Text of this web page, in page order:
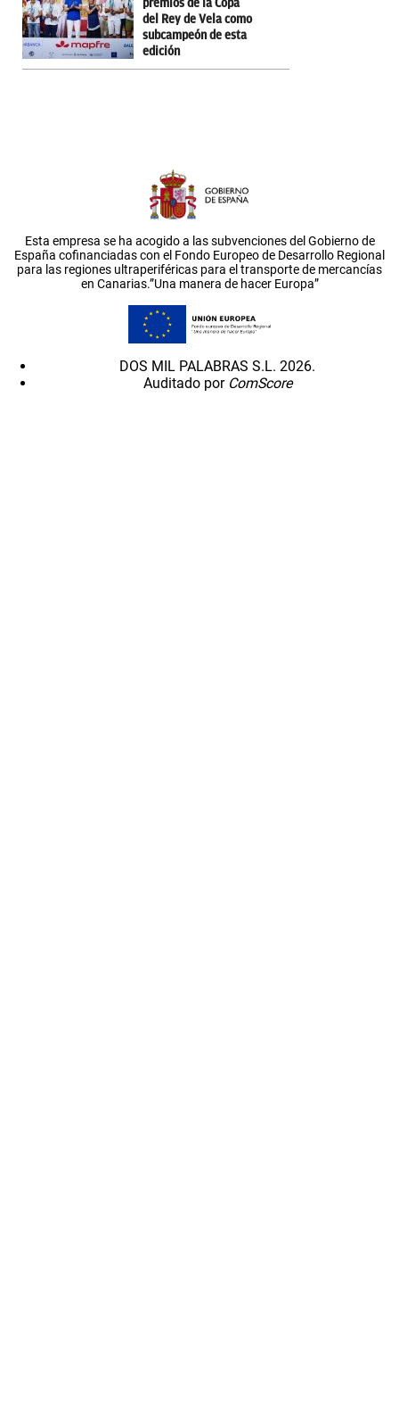
premios de la Copa
del Rey de Vela como
subcampeón de esta
edición
Esta empresa se ha acogido a las subvenciones del Gobierno de
España cofinanciadas con el Fondo Europeo de Desarrollo Regional
para las regiones ultraperiféricas para el transporte de mercancías
en Canarias.”Una manera de hacer Europa”
DOS MIL PALABRAS S.L. 2026.
Auditado por ComScore